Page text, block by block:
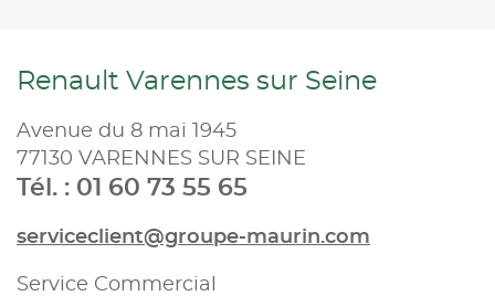
Renault Varennes sur Seine
Avenue du 8 mai 1945
77130 VARENNES SUR SEINE
Tél. : 01 60 73 55 65
serviceclient@groupe-maurin.com
Service Commercial